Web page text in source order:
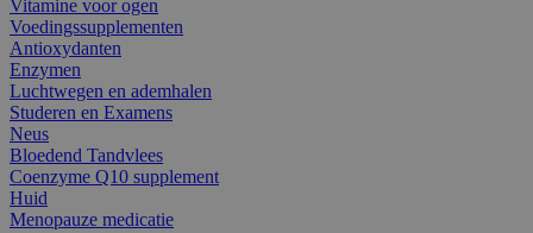
Vitamine voor ogen
Voedingssupplementen
Antioxydanten
Enzymen
Luchtwegen en ademhalen
Studeren en Examens
Neus
Bloedend Tandvlees
Coenzyme Q10 supplement
Huid
Menopauze medicatie